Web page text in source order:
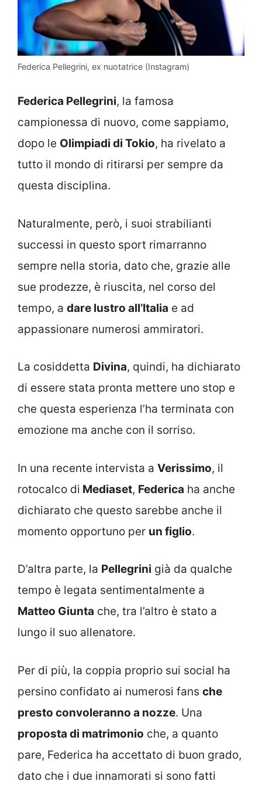
Federica Pellegrini, ex nuotatrice (Instagram)
Federica Pellegrini, la famosa
campionessa di nuovo, come sappiamo,
dopo le Olimpiadi di Tokio, ha rivelato a
tutto il mondo di ritirarsi per sempre da
questa disciplina.
Naturalmente, però, i suoi strabilianti
successi in questo sport rimarranno
sempre nella storia, dato che, grazie alle
sue prodezze, è riuscita, nel corso del
tempo, a dare lustro all’Italia e ad
appassionare numerosi ammiratori.
La cosiddetta Divina, quindi, ha dichiarato
di essere stata pronta mettere uno stop e
che questa esperienza l’ha terminata con
emozione ma anche con il sorriso.
In una recente intervista a Verissimo, il
rotocalco di Mediaset, Federica ha anche
dichiarato che questo sarebbe anche il
momento opportuno per un figlio.
D’altra parte, la Pellegrini già da qualche
tempo è legata sentimentalmente a
Matteo Giunta che, tra l’altro è stato a
lungo il suo allenatore.
Per di più, la coppia proprio sui social ha
persino confidato ai numerosi fans che
presto convoleranno a nozze. Una
proposta di matrimonio che, a quanto
pare, Federica ha accettato di buon grado,
dato che i due innamorati si sono fatti